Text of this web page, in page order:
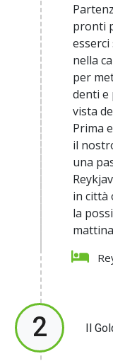
pronti
nella
per
denti e
vista
Prima
il
una
in città
la
2 Il